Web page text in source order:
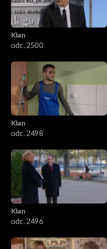
4501–4600
4401–4500
4301–4400
4201–4300
4101–4200
3901–4000
3801–3900
3701–3800
3601–3700
Klan
odc. 2500
Klan
odc. 2498
Klan
odc. 2496